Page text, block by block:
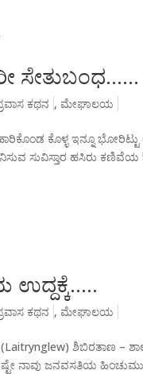
ಸೇತುಬಂಧ……
ಕಥನ ,ಮೇಘಾಲಯ
ಕೊಳ್ಳ ಇನ್ನೂ
ಸುವಿಸ್ತಾರ ಹಸಿರು
ಕಥನ ,ಮೇಘಾಲಯ
(Laitrynglew) ಶಿಬಿರತಾಣ –
ನಾವು ಜನವಸತಿಯ